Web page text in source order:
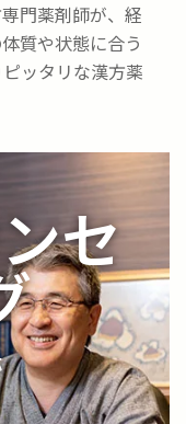
門薬剤師が、経
質や状態に合う
ッタリな漢方薬
セ